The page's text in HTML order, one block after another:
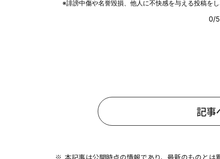
#渡邊大地の令和的ワーパパ道 #ベ
記事
本記事は公開時点の情報であり、最新のものとは